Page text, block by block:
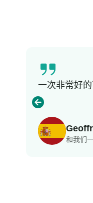
和我们
一次非常好